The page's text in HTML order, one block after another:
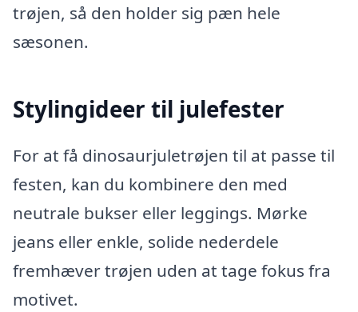
trøjen, så den holder sig pæn hele
sæsonen.
Stylingideer til julefester
For at få dinosaurjuletrøjen til at passe til
festen, kan du kombinere den med
neutrale bukser eller leggings. Mørke
jeans eller enkle, solide nederdele
fremhæver trøjen uden at tage fokus fra
motivet.